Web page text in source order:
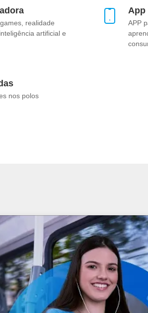
realidade
artificial e
App
APP
nos polos